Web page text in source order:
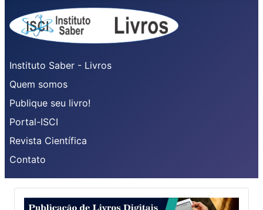
Instituto Saber - Livros
Quem somos
Publique seu livro!
Portal-ISCI
Revista Científica
Contato